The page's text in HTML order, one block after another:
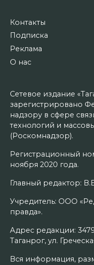
Контакты
Подписка
Реклама
О нас
Сетевое издание
зарегистрировано
надзору в сфере
технологий и
(Роскомнадзор).
Регистрационный
ноября 2020 года.
Главный редактор:
Учредитель: ООО
правда».
Адрес редакции:
Таганрог, ул.
Вся информация,